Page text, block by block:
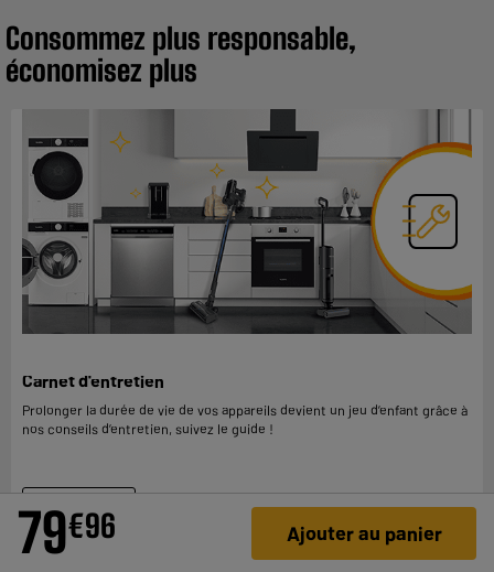
79€96 Ajouter au panier
Consommez plus responsable,
économisez plus
Carnet d'entretien
Prolonger la durée de vie de vos appareils devient un jeu d’enfant grâce à
nos conseils d’entretien, suivez le guide !
En savoir +